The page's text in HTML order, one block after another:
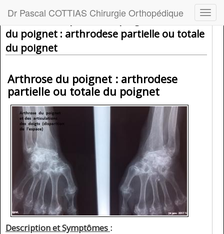
Menu
Dr Pascal COTTIAS Chirurgie Orthopédique
Dr Cottias - Opération / poignet Arthrose
du poignet : arthrodese partielle ou totale
du poignet
Arthrose du poignet : arthrodese
partielle ou totale du poignet
Description et Symptômes :